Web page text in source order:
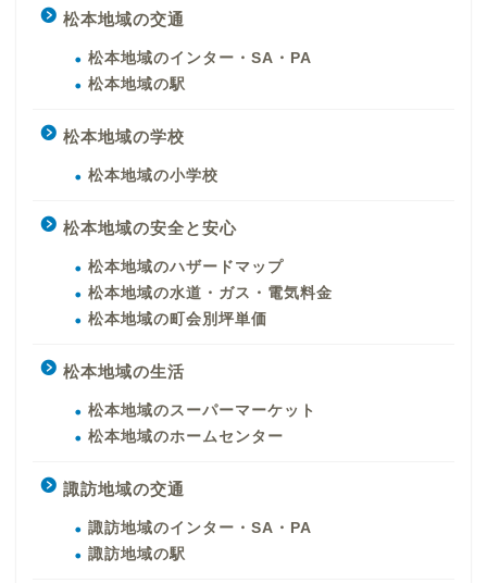
松本地域の交通
松本地域のインター・SA・PA
松本地域の駅
松本地域の学校
松本地域の小学校
松本地域の安全と安心
松本地域のハザードマップ
松本地域の水道・ガス・電気料金
松本地域の町会別坪単価
松本地域の生活
松本地域のスーパーマーケット
松本地域のホームセンター
諏訪地域の交通
諏訪地域のインター・SA・PA
諏訪地域の駅